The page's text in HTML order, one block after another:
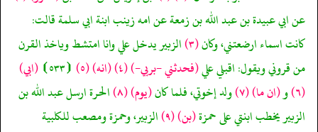
عن ابي عبيدة بن عبد الله بن زمعة عن امه زينب ابنة ابي سلمة قالت:
كانت اسماء ارضعتني، وكان(٣)
الزبير يدخل علي وانا امتشط وياخذ القرن
من قروني ويقول: اقبلي علي(فحدثني -بربي-)(٤) (انه)(٥) ⦗٥٣٣⦘
(ابي)
(٦) و(ان ما)(٧) ولد إخوتي، فلما كان(يوم)(٨)
الحرة ارسل عبد الله بن
الزبير يخطب ابنتي على حمزة(بن)(٩) الزبير، وحمزة ومصعب للكلبية